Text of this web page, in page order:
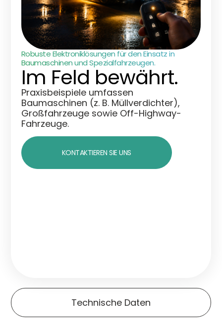
Technische Daten
Robuste Elektroniklösungen für den Einsatz in
Baumaschinen und Spezialfahrzeugen.
Im Feld bewährt.
Praxisbeispiele umfassen
Baumaschinen (z. B. Müllverdichter),
Großfahrzeuge sowie Off-Highway-
Fahrzeuge.
KONTAKTIEREN SIE UNS